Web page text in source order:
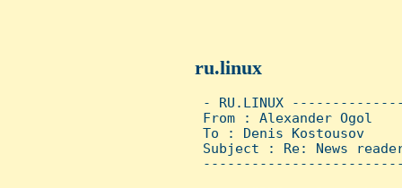
ru.linux
- RU.LINUX
From : Alexander
To : Denis Kostousov
Subject : Re: News